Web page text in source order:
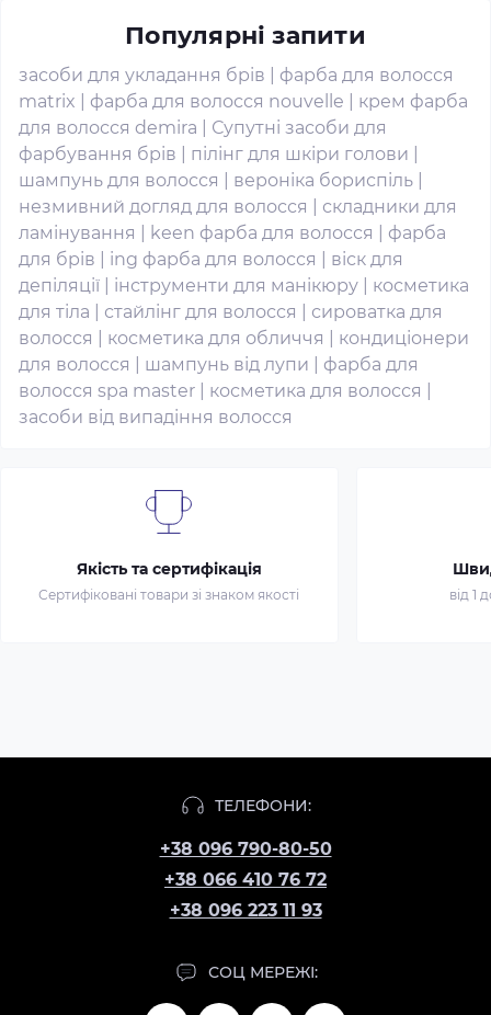
Популярні запити
засоби для укладання брів
фарба для волосся
matrix
фарба для волосся nouvelle
крем фарба
для волосся demira
Супутні засоби для
фарбування брів
пілінг для шкіри голови
шампунь для волосся
вероніка бориспіль
незмивний догляд для волосся
складники для
ламінування
keen фарба для волосся
фарба
для брів
ing фарба для волосся
віск для
депіляції
інструменти для манікюру
косметика
для тіла
стайлінг для волосся
сироватка для
волосся
косметика для обличчя
кондиціонери
для волосся
шампунь від лупи
фарба для
волосся spa master
косметика для волосся
засоби від випадіння волосся
Якість та сертифікація
Сертифіковані товари зі знаком якості від 1
ТЕЛЕФОНИ:
+38 096 790-80-50
+38 066 410 76 72
+38 096 223 11 93
СОЦ МЕРЕЖІ: